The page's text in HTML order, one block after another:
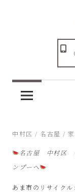
へ
プ
サ
site
2025年7月1日
中村区 / 名古屋 /
名古屋 中村区
ンプーへ
あま市のリサイク